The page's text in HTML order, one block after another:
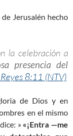
Jerusalén hecho
la celebración a
presencia del
8:11 (NTV)
de Dios y en
en el mismo
» «¡Entra —me